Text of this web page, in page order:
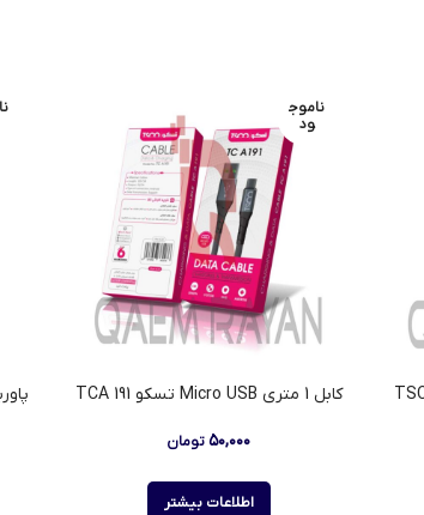
ناموج
ود
کابل 1 متری Micro USB تسکو TCA 191
۵۰,۰۰۰تومان
اطلاعات بیشتر